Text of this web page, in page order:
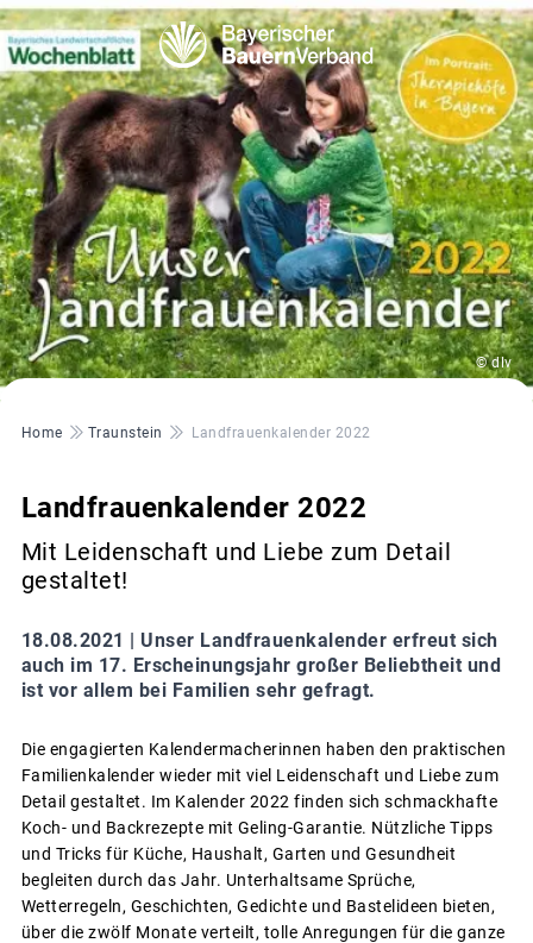
© dlv
Pfadnavigation
Home Traunstein Landfrauenkalender 2022
Landfrauenkalender 2022
Mit Leidenschaft und Liebe zum Detail
gestaltet!
18.08.2021 | Unser Landfrauenkalender erfreut sich
auch im 17. Erscheinungsjahr großer Beliebtheit und
ist vor allem bei Familien sehr gefragt.
Die engagierten Kalendermacherinnen haben den praktischen
Familienkalender wieder mit viel Leidenschaft und Liebe zum
Detail gestaltet. Im Kalender 2022 finden sich schmackhafte
Koch- und Backrezepte mit Geling-Garantie. Nützliche Tipps
und Tricks für Küche, Haushalt, Garten und Gesundheit
begleiten durch das Jahr. Unterhaltsame Sprüche,
Wetterregeln, Geschichten, Gedichte und Bastelideen bieten,
über die zwölf Monate verteilt, tolle Anregungen für die ganze